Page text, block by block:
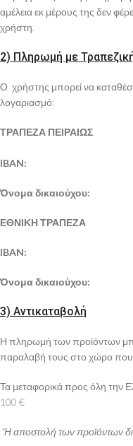
αμέλεια εκ μέρους της δεν
χρήστη.
2) Πληρωμή με
Ο χρήστης μπορεί να
λογαριασμό:
ΤΡΑΠΕΖΑ ΠΕΙΡΑΙΩΣ
IBAN:
Όνομα δικαιούχου:
ΕΘΝΙΚΗ ΤΡΑΠΕΖΑ
IBAN:
Όνομα δικαιούχου:
3) Αντικαταβολή
Η πληρωμή των προϊόντων
παραλαβή τους στο χώρο που
Τα μεταφορικά προς όλη την
100 €
*Η αποστολή των προϊόντων